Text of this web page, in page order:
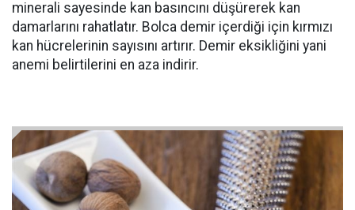
minerali sayesinde kan basıncını düşürerek kan
damarlarını rahatlatır. Bolca demir içerdiği için kırmızı
kan hücrelerinin sayısını artırır. Demir eksikliğini yani
anemi belirtilerini en aza indirir.